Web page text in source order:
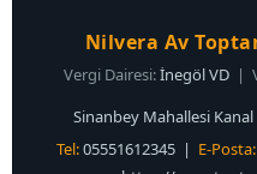
Nilvera Av
Vergi Dairesi:İnegöl VD |
Sinanbey Mahallesi
Tel:05551612345 | E-Posta: